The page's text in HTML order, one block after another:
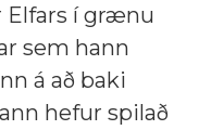
Elfars í grænu
sem hann
á að baki
hefur spilað